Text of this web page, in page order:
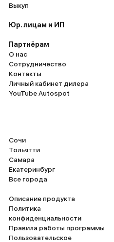
Выкуп
Юр. лицам и ИП
Партнёрам
О нас
Сотрудничество
Контакты
Личный кабинет дилера
YouTube Autospot
Сочи
Тольятти
Самара
Екатеринбург
Все города
Описание продукта
Политика
конфиденциальности
Правила работы программы
Пользовательское